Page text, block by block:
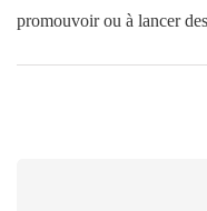
promouvoir ou à lancer